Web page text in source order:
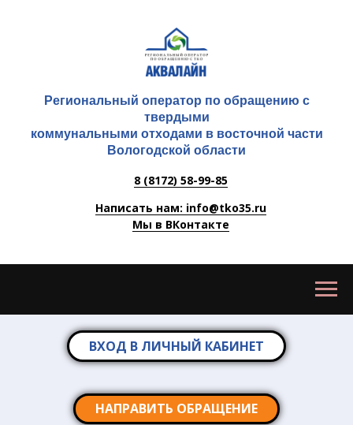
Региональный оператор по обращению с
твердыми
коммунальными отходами в восточной части
Вологодской области
8 (8172) 58-99-85
Написать нам: info@tko35.ru
Мы в ВКонтакте
ВХОД В ЛИЧНЫЙ КАБИНЕТ
НАПРАВИТЬ ОБРАЩЕНИЕ